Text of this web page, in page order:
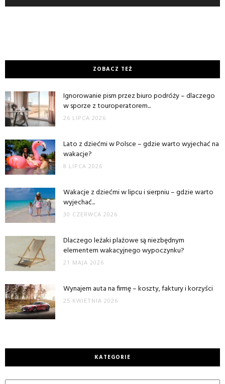
ZOBACZ TEŻ
Ignorowanie pism przez biuro podróży – dlaczego
w sporze z touroperatorem...
26 LIPCA 2026
Lato z dziećmi w Polsce – gdzie warto wyjechać na
wakacje?
8 LIPCA 2026
Wakacje z dziećmi w lipcu i sierpniu – gdzie warto
wyjechać...
30 CZERWCA 2026
Dlaczego leżaki plażowe są niezbędnym
elementem wakacyjnego wypoczynku?
21 MAJA 2026
Wynajem auta na firmę – koszty, faktury i korzyści
25 KWIETNIA 2026
KATEGORIE
Kategorie